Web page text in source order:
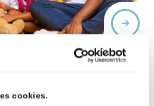
cookies.
des allocations